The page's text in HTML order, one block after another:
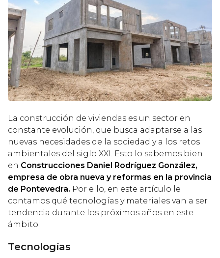
La construcción de viviendas es un sector en
constante evolución, que busca adaptarse a las
nuevas necesidades de la sociedad y a los retos
ambientales del siglo XXI. Esto lo sabemos bien
en Construcciones Daniel Rodríguez González,
empresa de obra nueva y reformas en la provincia
de Pontevedra. Por ello, en este artículo le
contamos qué tecnologías y materiales van a ser
tendencia durante los próximos años en este
ámbito.
Tecnologías